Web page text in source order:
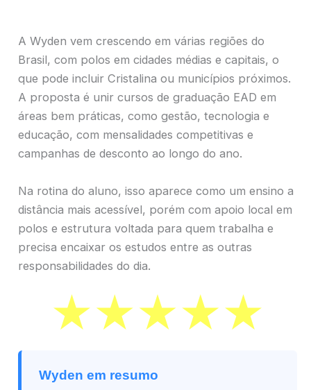
A Wyden vem crescendo em várias regiões do
Brasil, com polos em cidades médias e capitais, o
que pode incluir Cristalina ou municípios próximos.
A proposta é unir cursos de graduação EAD em
áreas bem práticas, como gestão, tecnologia e
educação, com mensalidades competitivas e
campanhas de desconto ao longo do ano.
Na rotina do aluno, isso aparece como um ensino a
distância mais acessível, porém com apoio local em
polos e estrutura voltada para quem trabalha e
precisa encaixar os estudos entre as outras
responsabilidades do dia.
Wyden em resumo